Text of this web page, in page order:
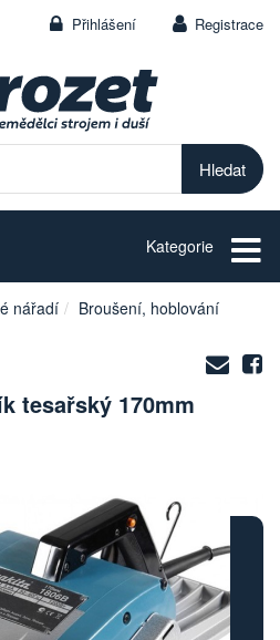
Přihlášení Registrace
Kategorie
nářadí
Broušení, hoblování
na
tesařský 170mm